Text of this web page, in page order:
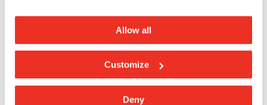
Allow all
Customize
Deny
disposition son service client afin d’apporter
l'assistance et les conseils nécessaires.
Contactez-nous